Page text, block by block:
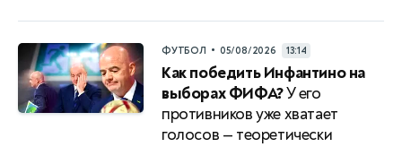
ФУТБОЛ • 05/08/2026 13:14
Как победить Инфантино на
выборах ФИФА?У его
противников уже хватает
голосов — теоретически